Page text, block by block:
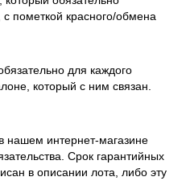
пометкой красного/обмена
для каждого
который с ним связан.
нашем интернет-магазине
Срок гарантийных
в описании лота, либо эту